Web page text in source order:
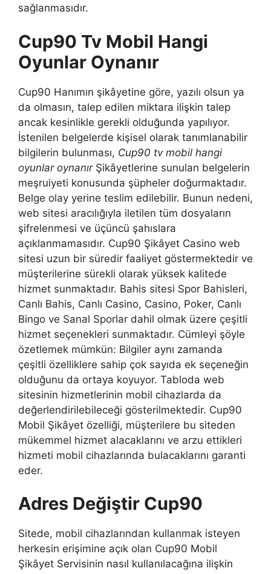
sağlanmasıdır.
Cup90 Tv Mobil Hangi
Oyunlar Oynanır
Cup90 Hanımın şikâyetine göre, yazılı olsun ya
da olmasın, talep edilen miktara ilişkin talep
ancak kesinlikle gerekli olduğunda yapılıyor.
İstenilen belgelerde kişisel olarak tanımlanabilir
bilgilerin bulunması, Cup90 tv mobil hangi
oyunlar oynanırŞikâyetlerine sunulan belgelerin
meşruiyeti konusunda şüpheler doğurmaktadır.
Belge olay yerine teslim edilebilir. Bunun nedeni,
web sitesi aracılığıyla iletilen tüm dosyaların
şifrelenmesi ve üçüncü şahıslara
açıklanmamasıdır. Cup90 Şikâyet Casino web
sitesi uzun bir süredir faaliyet göstermektedir ve
müşterilerine sürekli olarak yüksek kalitede
hizmet sunmaktadır. Bahis sitesi Spor Bahisleri,
Canlı Bahis, Canlı Casino, Casino, Poker, Canlı
Bingo ve Sanal Sporlar dahil olmak üzere çeşitli
hizmet seçenekleri sunmaktadır. Cümleyi şöyle
özetlemek mümkün: Bilgiler aynı zamanda
çeşitli özelliklere sahip çok sayıda ek seçeneğin
olduğunu da ortaya koyuyor. Tabloda web
sitesinin hizmetlerinin mobil cihazlarda da
değerlendirilebileceği gösterilmektedir. Cup90
Mobil Şikâyet özelliği, müşterilere bu siteden
mükemmel hizmet alacaklarını ve arzu ettikleri
hizmeti mobil cihazlarında bulacaklarını garanti
eder.
Adres Değiştir Cup90
Sitede, mobil cihazlarından kullanmak isteyen
herkesin erişimine açık olan Cup90 Mobil
Şikâyet Servisinin nasıl kullanılacağına ilişkin